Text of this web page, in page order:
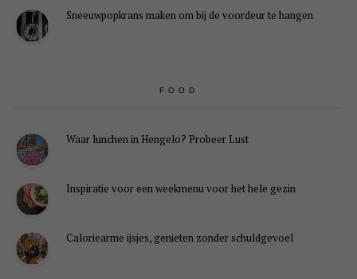
Sneeuwpopkrans maken om bij de voordeur te hangen
FOOD
Waar lunchen in Hengelo? Probeer Lust
Inspiratie voor een weekmenu voor het hele gezin
Caloriearme ijsjes, genieten zonder schuldgevoel